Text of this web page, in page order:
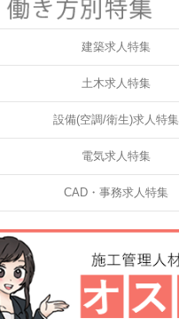
建築求人特集
土木求人特集
設備(空調/衛生)求人特集
電気求人特集
CAD・事務求人特集